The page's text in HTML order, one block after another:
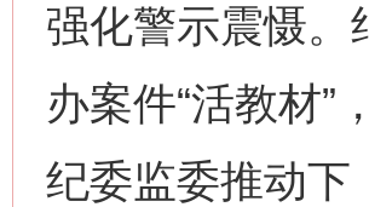
强化警示震慑。
办案件“活教材”
纪委监委推动下